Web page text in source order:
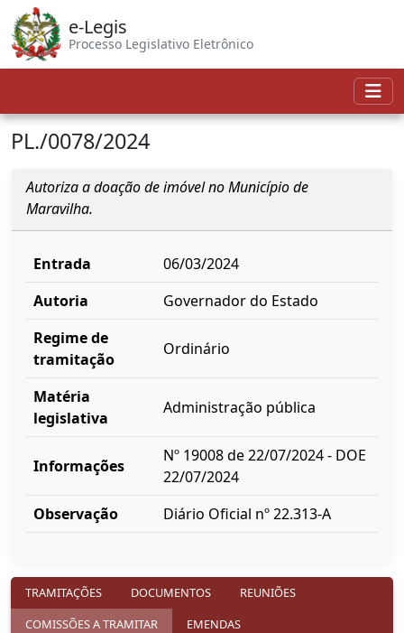
e-Legis
Processo Legislativo Eletrônico
PL./0078/2024
Autoriza a doação de imóvel no Município de
Maravilha.
Entrada
06/03/2024
Autoria
Governador do Estado
Regime de
tramitação
Ordinário
Matéria
legislativa
Administração pública
Informações
Nº 19008 de 22/07/2024 - DOE
22/07/2024
Observação
Diário Oficial nº 22.313-A
TRAMITAÇÕES DOCUMENTOS
REUNIÕES
COMISSÕES A TRAMITAR
EMENDAS